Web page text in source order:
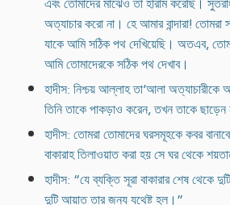
অত্যাচার করো না। হে আমার বান্দারা!
যাকে আমি সঠিক পথ দেখিয়েছি। অতএব,
আমি তোমাদেরকে সঠিক পথ দেখাব।
হাদীস: নিশ্চয় আল্লাহ তা‘আলা
তিনি তাকে পাকড়াও করেন, তখন তাকে ছাড়েন
হাদীস: তোমরা তোমাদের ঘরসমূহকে কবর
বাকারাহ তিলাওয়াত করা হয় সে ঘর থেকে
হাদীস: “যে ব্যক্তি সূরা বাকারার শেষ থেকে
দুটি আয়াত তার জন্য যথেষ্ট হল।”